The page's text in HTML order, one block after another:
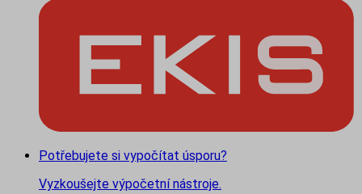
Potřebujete si vypočítat úsporu?
Vyzkoušejte výpočetní nástroje.